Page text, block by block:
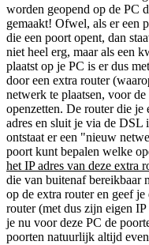
worden geopend op de PC
gemaakt! Ofwel, als er een
die een poort opent, dan
niet heel erg, maar als een
plaatst op je PC is er dus
door een extra router
netwerk te plaatsen, voor
openzetten. De router die je
adres en sluit je via de DSL
ontstaat er een "nieuw
poort kunt bepalen welke
het IP adres van deze extra
die van buitenaf
op de extra router en geef
router (met dus zijn eigen
je nu voor deze PC de
poorten natuurlijk altijd